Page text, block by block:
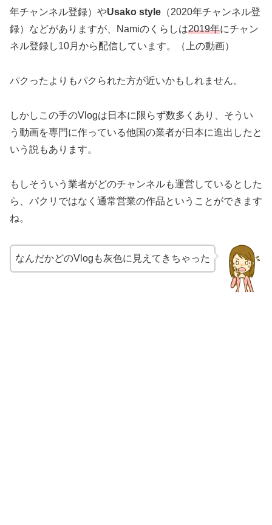
年チャンネル登録）やUsako style （2020年チャンネル登
録）などがありますが、Namiのくらしは2019年にチャン
ネル登録し10月から配信しています。（上の動画）
パクったよりもパクられた方が近いかもしれません。
しかしこの手のVlogは日本に限らず数多くあり、そうい
う動画を専門に作っている他国の業者が日本に進出したと
いう説もあります。
もしそういう業者がどのチャンネルも運営しているとした
ら、パクリではなく通常営業の作品ということができます
ね。
なんだかどのVlogも灰色に見えてきちゃった